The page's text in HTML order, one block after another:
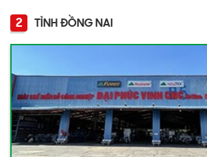
2 TỈNH ĐỒNG NAI